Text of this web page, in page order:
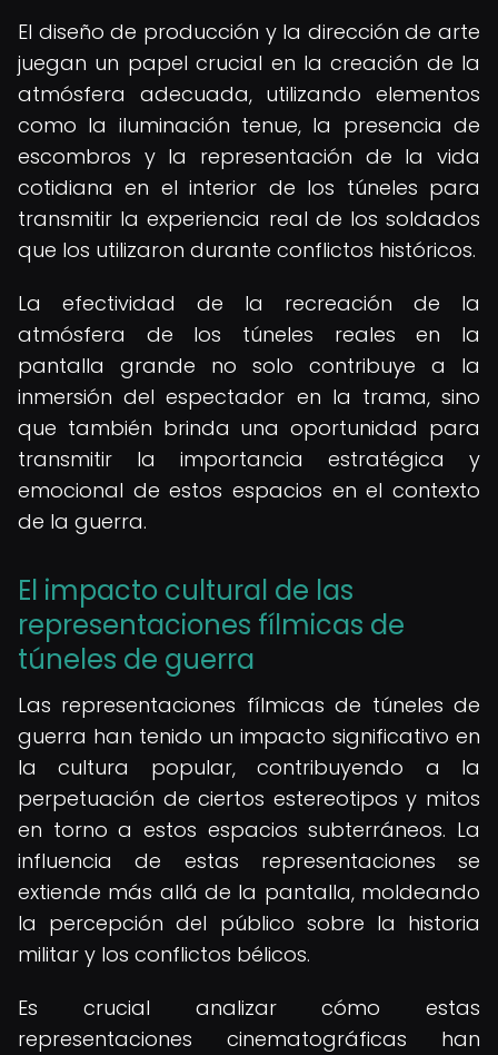
El diseño de producción y la dirección de arte
juegan un papel crucial en la creación de la
atmósfera adecuada, utilizando elementos
como la iluminación tenue, la presencia de
escombros y la representación de la vida
cotidiana en el interior de los túneles para
transmitir la experiencia real de los soldados
que los utilizaron durante conflictos históricos.
La efectividad de la recreación de la
atmósfera de los túneles reales en la
pantalla grande no solo contribuye a la
inmersión del espectador en la trama, sino
que también brinda una oportunidad para
transmitir la importancia estratégica y
emocional de estos espacios en el contexto
de la guerra.
El impacto cultural de las
representaciones fílmicas de
túneles de guerra
Las representaciones fílmicas de túneles de
guerra han tenido un impacto significativo en
la cultura popular, contribuyendo a la
perpetuación de ciertos estereotipos y mitos
en torno a estos espacios subterráneos. La
influencia de estas representaciones se
extiende más allá de la pantalla, moldeando
la percepción del público sobre la historia
militar y los conflictos bélicos.
Es crucial analizar cómo estas
representaciones cinematográficas han